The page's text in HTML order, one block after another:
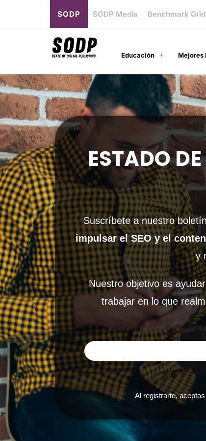
SODP SODP Media Benchmark Grid
Educación Mejores
ESTADO
Suscríbete a nuestro
impulsar el SEO y el
y
Nuestro objetivo es
trabajar en lo que
Al registrarte,